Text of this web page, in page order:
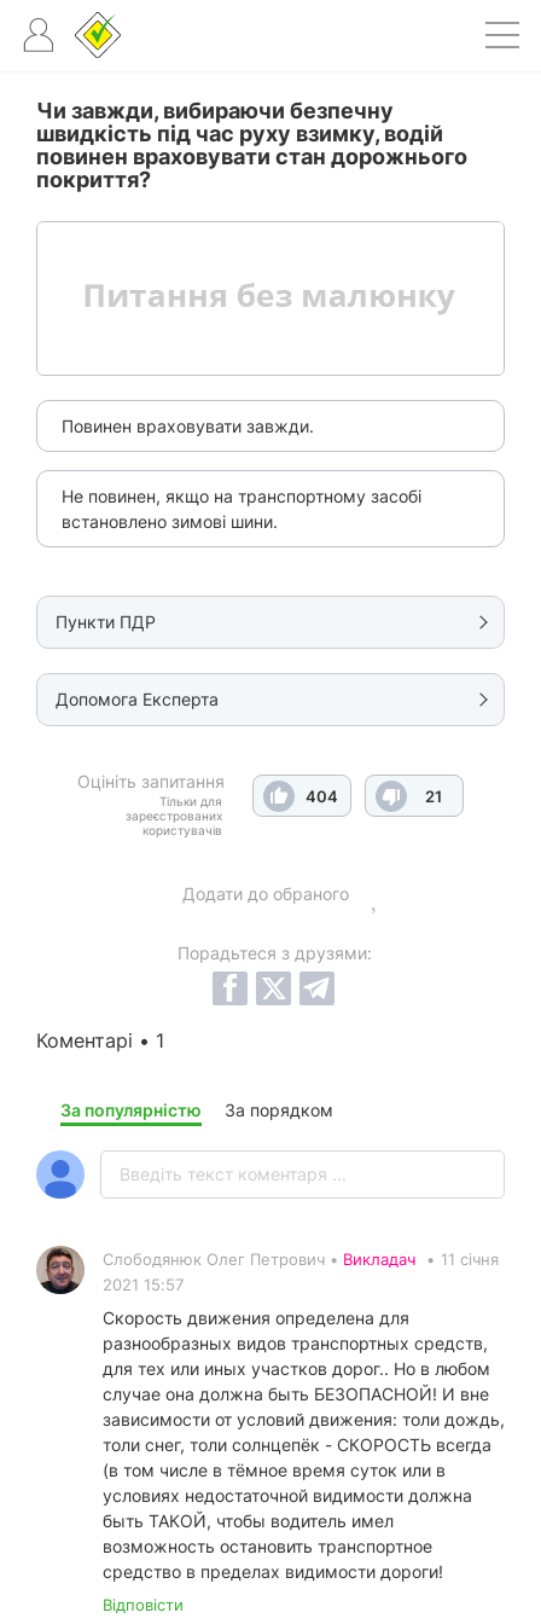
Чи завжди, вибираючи безпечну
швидкість під час руху взимку, водій
повинен враховувати стан дорожнього
покриття?
Повинен враховувати завжди.
Не повинен, якщо на транспортному засобі
встановлено зимові шини.
Пункти ПДР
Допомога Експерта
Оцініть запитання
Тільки для
зареєстрованих
користувачів
404 21
Додати до обраного
Порадьтеся з друзями:
Коментарі • 1
За популярністю За порядком
Слободянюк Олег Петрович • Викладач • 11 січня
2021 15:57
Скорость движения определена для
разнообразных видов транспортных средств,
для тех или иных участков дорог.. Но в любом
случае она должна быть БЕЗОПАСНОЙ! И вне
зависимости от условий движения: толи дождь,
толи снег, толи солнцепёк - СКОРОСТЬ всегда
(в том числе в тёмное время суток или в
условиях недостаточной видимости должна
быть ТАКОЙ, чтобы водитель имел
возможность остановить транспортное
средство в пределах видимости дороги!
Відповісти